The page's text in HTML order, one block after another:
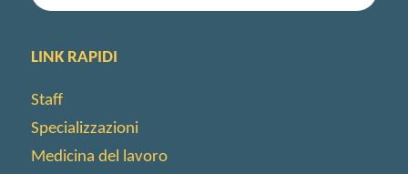
LINK RAPIDI
Staff
Specializzazioni
Medicina del lavoro